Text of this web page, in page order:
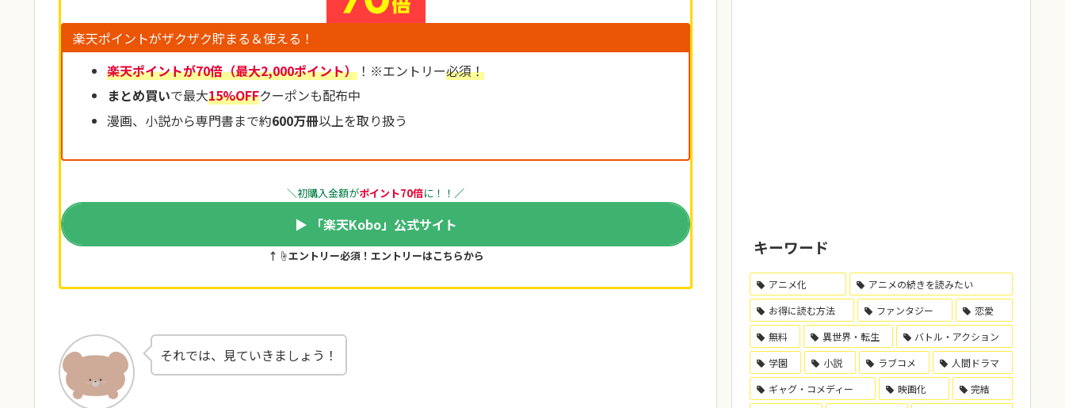
楽天ポイントがザクザク貯まる＆使える！
楽天ポイントが70倍（最大2,000ポイント）！※エントリー必須！
まとめ買いで最大15%OFFクーポンも配布中
漫画、小説から専門書まで約600万冊以上を取り扱う
＼初購入金額がポイント70倍に！！ ／
▶ 「楽天Kobo」公式サイト
↑☝️エントリー必須！エントリーはこちらから
それでは、見ていきましょう！
キーワード
アニメ化
アニメの続きを読みたい
お得に読む方法
ファンタジー
恋愛
無料
異世界・転生
バトル・アクション
学園
小説 ラブコメ
人間ドラマ
ギャグ・コメディー
映画化
完結